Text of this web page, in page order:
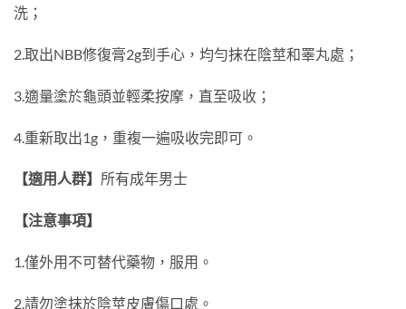
洗；
2.取出NBB修復膏2g到手心，均勻抹在陰莖和睪丸處；
3.適量塗於龜頭並輕柔按摩，直至吸收；
4. 重新取出1g ，重複一遍吸收完即可。
【適用人群】 所有成年男士
【注意事項】
1.僅外用不可替代藥物，服用。
2.請勿塗抹於陰莖皮膚傷口處。